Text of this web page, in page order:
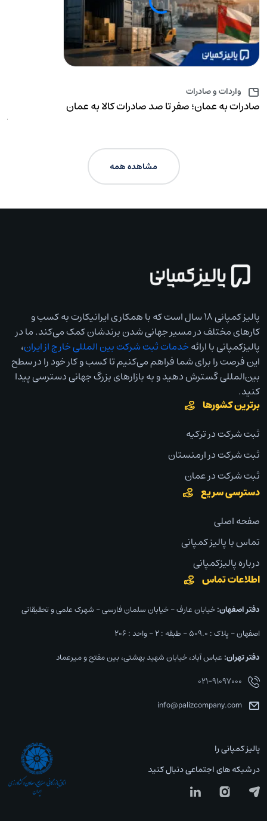
واردات و صادرات
صادرات به عمان؛ صفر تا صد صادرات کالا به عمان
مشاهده همه
پالیز کمپانی ۱۸ سال است که با همکاری ایرانیکارت به کسب و
کارهای مختلف در مسیر جهانی شدن برندشان کمک می‌کند. ما در
پالیزکمپانی با ارائهخدمات ثبت شرکت بین المللی خارج از ایران،
این فرصت را برای شما فراهم می‌کنیم تا کسب و کار خود را در سطح
بین‌المللی گسترش دهید و به بازارهای بزرگ جهانی دسترسی پیدا
کنید.
برترین کشورها
ثبت شرکت در ترکیه
ثبت شرکت در ارمنستان
ثبت شرکت در عمان
دسترسی سریع
صفحه اصلی
تماس با پالیز کمپانی
درباره پالیزکمپانی
اطلاعات تماس
دفتر اصفهان:‌خیابان عارف – خیابان سلمان فارسی – شهرک علمی و تحقیقاتی
اصفهان – پلاک : ۵۰۹.۰ – طبقه : ۲ – واحد : ۲۰۶
دفتر تهران:‌ عباس آباد، خیابان شهید بهشتی، بین مفتح و میرعماد
۰۲۱-۹۱۰۹۷۰۰۰
info@palizcompany.com
پالیز کمپانی را
در شبکه های اجتماعی دنبال کنید